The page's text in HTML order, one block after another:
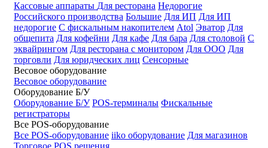
Кассовые аппараты Для ресторана Недорогие
Российского производства Большие Для ИП Для ИП
недорогие С фискальным накопителем Atol Эватор Для
общепита Для кофейни Для кафе Для бара Для столовой С
эквайрингом Для ресторана с монитором Для ООО Для
торговли Для юридческих лиц Сенсорные
Весовое оборудование
Весовое оборудование
Оборудование Б/У
Оборудование Б/У POS-терминалы Фискальные
регистраторы
Все POS-оборудование
Все POS-оборудование iiko оборудование Для магазинов
Торговое POS решения